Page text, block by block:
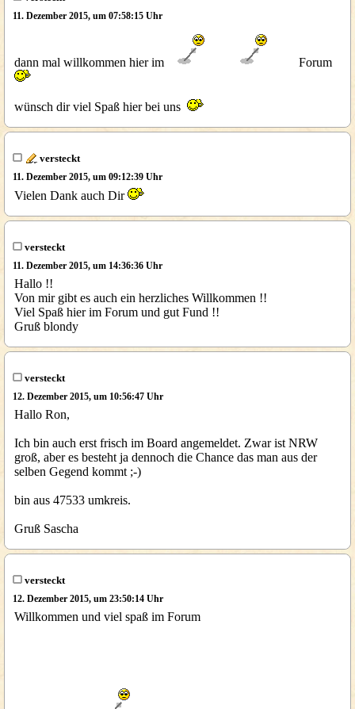
11. Dezember 2015, um 07:58:15 Uhr
dann mal willkommen hier im Forum
wünsch dir viel Spaß hier bei uns
versteckt
11. Dezember 2015, um 09:12:39 Uhr
Vielen Dank auch Dir
versteckt
11. Dezember 2015, um 14:36:36 Uhr
Hallo !!
Von mir gibt es auch ein herzliches Willkommen !!
Viel Spaß hier im Forum und gut Fund !!
Gruß blondy
versteckt
12. Dezember 2015, um 10:56:47 Uhr
Hallo Ron,
Ich bin auch erst frisch im Board angemeldet. Zwar ist NRW
groß, aber es besteht ja dennoch die Chance das man aus der
selben Gegend kommt ;-)
bin aus 47533 umkreis.
Gruß Sascha
versteckt
12. Dezember 2015, um 23:50:14 Uhr
Willkommen und viel spaß im Forum